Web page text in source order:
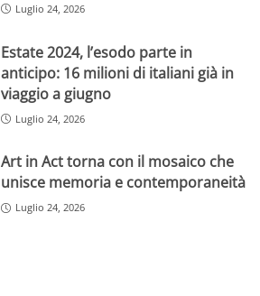
Luglio 24, 2026
Estate 2024, l’esodo parte in
anticipo: 16 milioni di italiani già in
viaggio a giugno
Luglio 24, 2026
Art in Act torna con il mosaico che
unisce memoria e contemporaneità
Luglio 24, 2026